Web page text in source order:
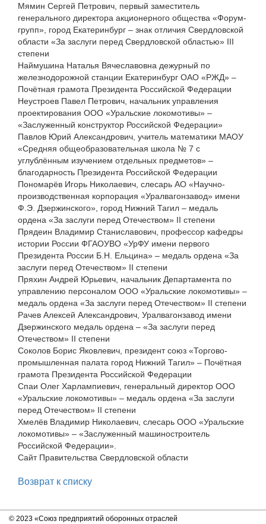
Мямин Сергей Петрович, первый заместитель
генерального директора акционерного общества «Форум-
групп», город Екатеринбург – знак отличия Свердловской
области «За заслуги перед Свердловской областью» III
степени
Наймушина Наталья Вячеславовна дежурный по
железнодорожной станции Екатеринбург ОАО «РЖД» –
Почётная грамота Президента Российской Федерации
Неустроев Павел Петрович, начальник управления
проектирования ООО «Уральские локомотивы» –
«Заслуженный конструктор Российской Федерации»
Павлов Юрий Александрович, учитель математики МАОУ
«Средняя общеобразовательная школа № 7 с
углублённым изучением отдельных предметов» –
благодарность Президента Российской Федерации
Пономарёв Игорь Николаевич, слесарь АО «Научно-
производственная корпорация «Уралвагонзавод» имени
Ф.Э. Дзержинского», город Нижний Тагил – медаль
ордена «За заслуги перед Отечеством» II степени
Прядеин Владимир Станиславович, профессор кафедры
истории России ФГАОУВО «УрФУ имени первого
Президента России Б.Н. Ельцина» – медаль ордена «За
заслуги перед Отечеством» II степени
Пряхин Андрей Юрьевич, начальник Департамента по
управлению персоналом ООО «Уральские локомотивы» –
медаль ордена «За заслуги перед Отечеством» II степени
Рачев Алексей Александрович, Уралвагонзавод имени
Дзержинского медаль ордена – «За заслуги перед
Отечеством» II степени
Соколов Борис Яковлевич, президент союз «Торгово-
промышленная палата город Нижний Тагил» – Почётная
грамота Президента Российской Федерации
Спаи Олег Харлампиевич, генеральный директор ООО
«Уральские локомотивы» – медаль ордена «За заслуги
перед Отечеством» II степени
Хмелёв Владимир Николаевич, слесарь ООО «Уральские
локомотивы» – «Заслуженный машиностроитель
Российской Федерации».
Сайт Правительства Свердловской области
Возврат к списку
© 2023 «Союз предприятий оборонных отраслей